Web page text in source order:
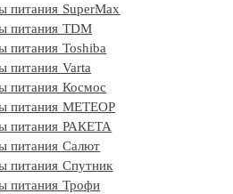
питания SuperMax
питания TDM
питания Toshiba
питания Varta
питания Космос
питания МЕТЕОР
питания РАКЕТА
питания Салют
питания Спутник
питания Трофи